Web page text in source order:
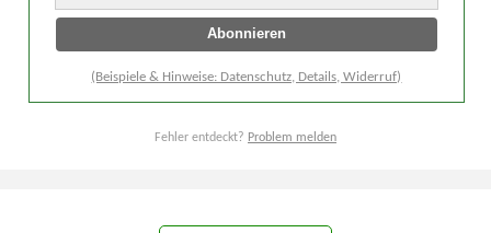
(Beispiele & Hinweise: Datenschutz, Details, Widerruf)
Fehler entdeckt? Problem melden